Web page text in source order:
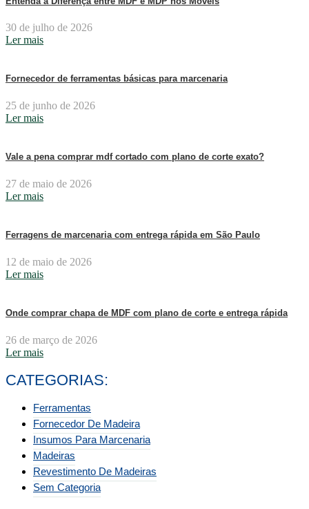
30 de julho de 2026
Ler mais
Fornecedor de ferramentas básicas para marcenaria
25 de junho de 2026
Ler mais
Vale a pena comprar mdf cortado com plano de corte exato?
27 de maio de 2026
Ler mais
Ferragens de marcenaria com entrega rápida em São Paulo
12 de maio de 2026
Ler mais
Onde comprar chapa de MDF com plano de corte e entrega rápida
26 de março de 2026
Ler mais
CATEGORIAS:
Ferramentas
Fornecedor De Madeira
Insumos Para Marcenaria
Madeiras
Revestimento De Madeiras
Sem Categoria